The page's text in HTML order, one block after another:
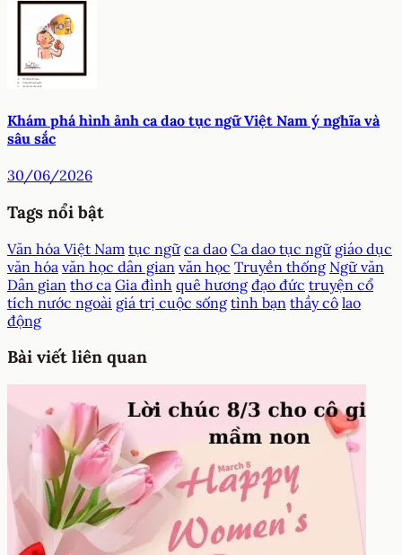
Khám phá hình ảnh ca dao tục ngữ Việt Nam ý nghĩa và
sâu sắc
30/06/2026
Tags nổi bật
Văn hóa Việt Nam tục ngữ ca dao Ca dao tục ngữ giáo dục
văn hóa văn học dân gian văn học Truyền thống Ngữ văn
Dân gian thơ ca Gia đình quê hương đạo đức truyện cổ
tích nước ngoài giá trị cuộc sống tình bạn thầy cô lao
động
Bài viết liên quan